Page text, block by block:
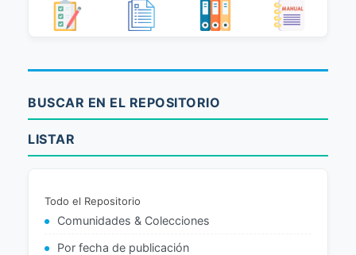
BUSCAR EN EL REPOSITORIO
LISTAR
Todo el Repositorio
Comunidades & Colecciones
Por fecha de publicación